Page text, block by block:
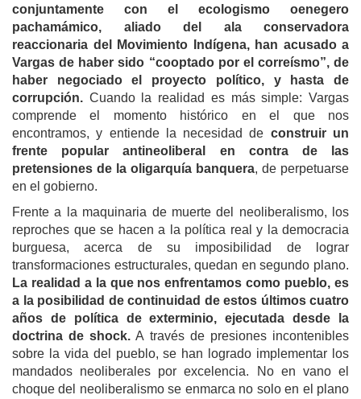
conjuntamente con el ecologismo oenegero
pachamámico, aliado del ala conservadora
reaccionaria del Movimiento Indígena, han acusado a
Vargas de haber sido “cooptado por el correísmo”, de
haber negociado el proyecto político, y hasta de
corrupción. Cuando la realidad es más simple: Vargas
comprende el momento histórico en el que nos
encontramos, y entiende la necesidad de construir un
frente popular antineoliberal en contra de las
pretensiones de la oligarquía banquera, de perpetuarse
en el gobierno.
Frente a la maquinaria de muerte del neoliberalismo, los
reproches que se hacen a la política real y la democracia
burguesa, acerca de su imposibilidad de lograr
transformaciones estructurales, quedan en segundo plano.
La realidad a la que nos enfrentamos como pueblo, es
a la posibilidad de continuidad de estos últimos cuatro
años de política de exterminio, ejecutada desde la
doctrina de shock. A través de presiones incontenibles
sobre la vida del pueblo, se han logrado implementar los
mandados neoliberales por excelencia. No en vano el
choque del neoliberalismo se enmarca no solo en el plano